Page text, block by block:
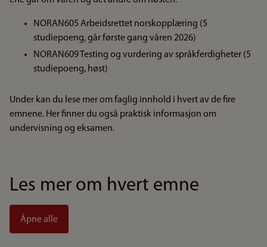
NORAN605 Arbeidsrettet norskopplæring (5
studiepoeng, går første gang våren 2026)
NORAN609 Testing og vurdering av språkferdigheter (5
studiepoeng, høst)
Under kan du lese mer om faglig innhold i hvert av de fire
emnene. Her finner du også praktisk informasjon om
undervisning og eksamen.
Les mer om hvert emne
Åpne alle